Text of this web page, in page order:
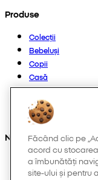
Produse
Colecții
Bebeluși
Copii
Casă
Femei
Bărbați
Altele
Ne găsești și pe:
Făcând clic pe
acord cu
a îmbunătăți
site-ului și pentru